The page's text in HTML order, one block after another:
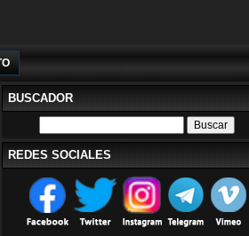
BUSCADOR
REDES SOCIALES